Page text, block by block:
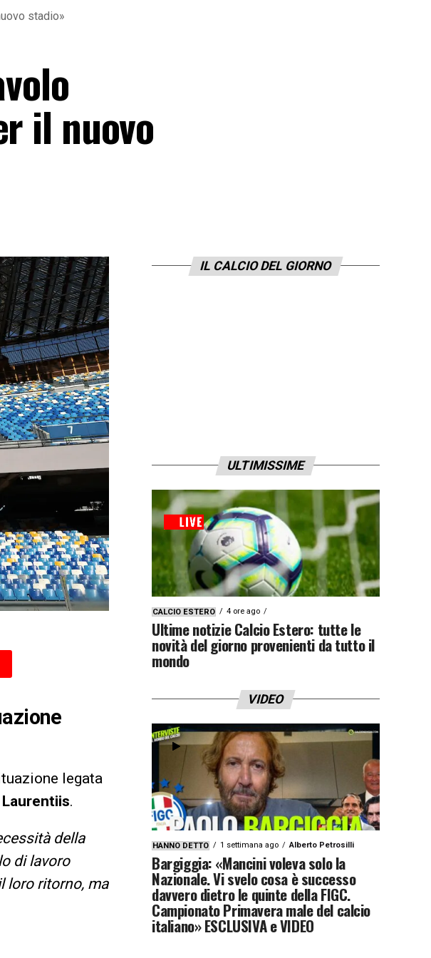
stadio»
il nuovo
legata
Laurentiis.
della
di lavoro
loro ritorno, ma
IL CALCIO DEL GIORNO
ULTIMISSIME
CALCIO ESTERO 4 ore ago
Ultime notizie Calcio Estero: tutte le
novità del giorno provenienti da tutto il
mondo
VIDEO
HANNO DETTO 1 settimana ago Alberto Petrosilli
Bargiggia: «Mancini voleva solo la
Nazionale. Vi svelo cosa è successo
davvero dietro le quinte della FIGC.
Campionato Primavera male del calcio
italiano» ESCLUSIVA e VIDEO